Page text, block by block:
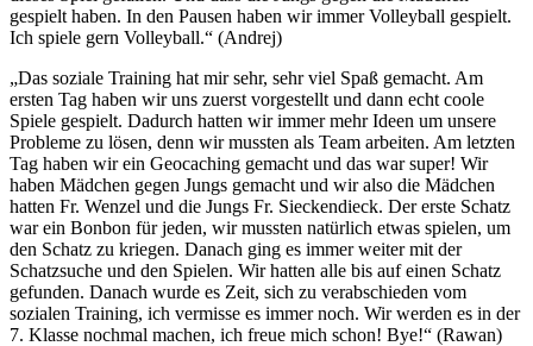
gespielt haben. In den Pausen haben wir immer Volleyball gespielt.
Ich spiele gern Volleyball.“ (Andrej)
„Das soziale Training hat mir sehr, sehr viel Spaß gemacht. Am
ersten Tag haben wir uns zuerst vorgestellt und dann echt coole
Spiele gespielt. Dadurch hatten wir immer mehr Ideen um unsere
Probleme zu lösen, denn wir mussten als Team arbeiten. Am letzten
Tag haben wir ein Geocaching gemacht und das war super! Wir
haben Mädchen gegen Jungs gemacht und wir also die Mädchen
hatten Fr. Wenzel und die Jungs Fr. Sieckendieck. Der erste Schatz
war ein Bonbon für jeden, wir mussten natürlich etwas spielen, um
den Schatz zu kriegen. Danach ging es immer weiter mit der
Schatzsuche und den Spielen. Wir hatten alle bis auf einen Schatz
gefunden. Danach wurde es Zeit, sich zu verabschieden vom
sozialen Training, ich vermisse es immer noch. Wir werden es in der
7. Klasse nochmal machen, ich freue mich schon! Bye!“ (Rawan)